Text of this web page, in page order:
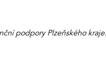
podpory Plzeňského kraje.